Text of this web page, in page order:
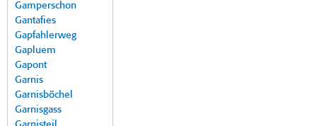
Gamperschon
Gantafies
Gapfahlerweg
Gapluem
Gapont
Garnis
Garnisböchel
Garnisgass